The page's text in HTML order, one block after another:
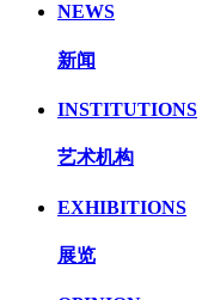
NEWS
新闻
INSTITUTIONS
艺术机构
EXHIBITIONS
展览